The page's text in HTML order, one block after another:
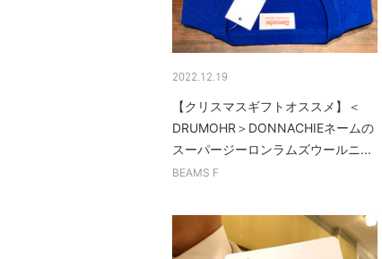
2022.12.19
【クリスマスギフトオススメ】＜
DRUMOHR＞DONNACHIEネームの
スーパージーロンラムズウールニ...
BEAMS F